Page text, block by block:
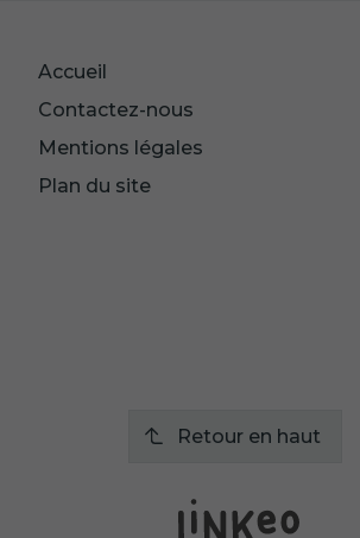
Accueil
Contactez-nous
Mentions légales
Plan du site
Retour en haut